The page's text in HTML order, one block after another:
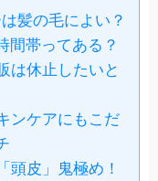
髪の毛によい？
間帯ってある？
は休止したいと
ンケアにもこだ
頭皮」鬼極め！